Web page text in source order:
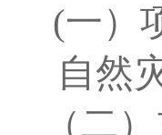
(一）
自然
（二